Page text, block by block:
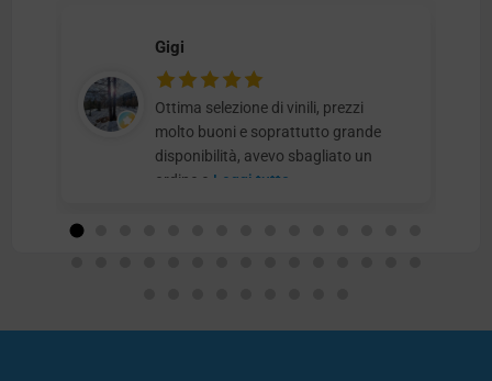
Gigi
Ottima selezione di vinili, prezzi
molto buoni e soprattutto grande
disponibilità, avevo sbagliato un
ordine e Leggi tutto